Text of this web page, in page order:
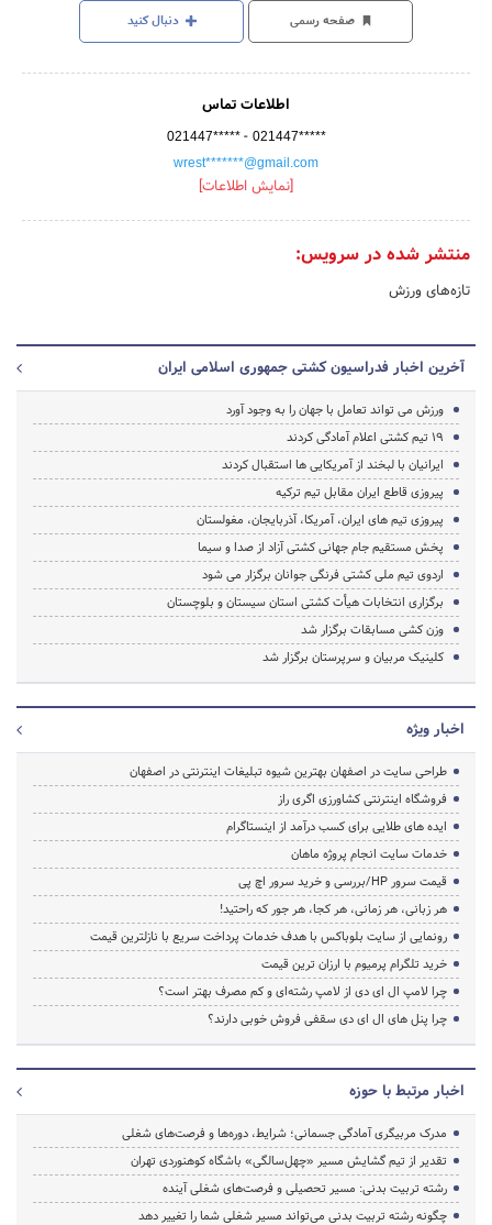
صفحه رسمی دنبال کنید
اطلاعات تماس
021447***** - 021447*****
wrest*******@gmail.com
[نمایش اطلاعات]
منتشر شده در سرویس:
تازه‌های ورزش
آخرین اخبار فدراسیون کشتی جمهوری اسلامی ایران
ورزش می تواند تعامل با جهان را به وجود آورد
19 تیم کشتی اعلام آمادگی کردند
ایرانیان با لبخند از آمریکایی ها استقبال کردند
پیروزی قاطع ایران مقابل تیم ترکیه
پیروزی تیم های ایران، آمریکا، آذربایجان، مغولستان
پخش مستقیم جام جهانی کشتی آزاد از صدا و سیما
اردوی تیم ملی کشتی فرنگی جوانان برگزار می شود
برگزاری انتخابات هیأت کشتی استان سیستان و بلوچستان
وزن کشی مسابقات برگزار شد
کلینیک مربیان و سرپرستان برگزار شد
اخبار ویژه
طراحی سایت در اصفهان بهترین شیوه تبلیغات اینترنتی در اصفهان
فروشگاه اینترنتی کشاورزی اگری راز
ایده های طلایی برای کسب درآمد از اینستاگرام
خدمات سایت انجام پروژه ماهان
قیمت سرور HP/بررسی و خرید سرور اچ پی
هر زبانی، هر زمانی، هر کجا، هر جور که راحتید!
رونمایی از سایت بلوباکس با هدف خدمات پرداخت سریع با نازلترین قیمت
خرید تلگرام پرمیوم با ارزان ترین قیمت
چرا لامپ ال ای دی از لامپ رشته‌ای و کم مصرف بهتر است؟
چرا پنل های ال ای دی سقفی فروش خوبی دارند؟
اخبار مرتبط با حوزه
مدرک مربیگری آمادگی جسمانی؛ شرایط، دوره‌ها و فرصت‌های شغلی
تقدیر از تیم گشایش مسیر «چهل‌سالگی» باشگاه کوهنوردی تهران
رشته تربیت بدنی: مسیر تحصیلی و فرصت‌های شغلی آینده
چگونه رشته تربیت بدنی می‌تواند مسیر شغلی شما را تغییر دهد